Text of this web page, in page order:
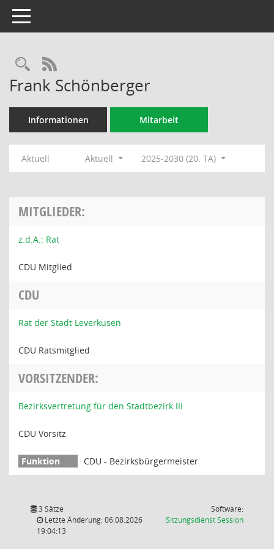
Toggle navigation
Rechercheauswahl
RSS-Feed
Frank Schönberger
Informationen Mitarbeit
Aktuell Aktuell 2025-2030 (20. TA)
MITGLIEDER:
z.d.A.: Rat
CDU Mitglied
CDU
Rat der Stadt Leverkusen
CDU Ratsmitglied
VORSITZENDER:
Bezirksvertretung für den Stadtbezirk III
CDU Vorsitz
CDU - Bezirksbürgermeister
3 Sätze
Letzte Änderung: 06.08.2026
19:04:13
Software:
SitzungsdienstSession(Wird in